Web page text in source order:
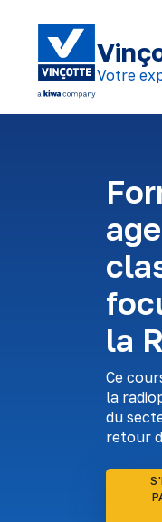
Votre
la
Ce
la
du
retour